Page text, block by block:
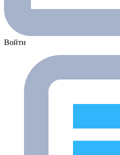
Войти